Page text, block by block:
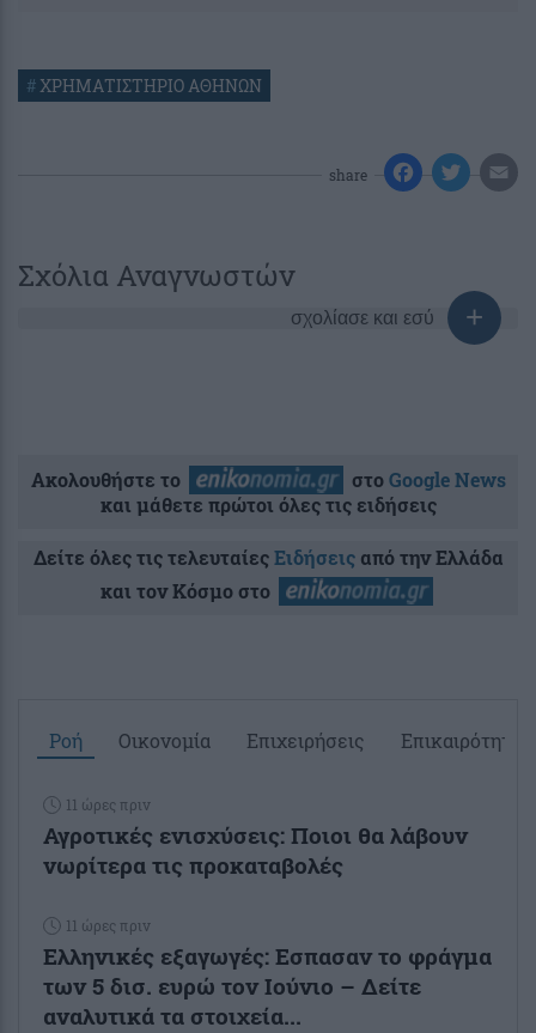
#ΧΡΗΜΑΤΙΣΤΗΡΙΟ ΑΘΗΝΩΝ
share
Σχόλια Αναγνωστών
σχολίασε και εσύ
Ακολουθήστε το στοGoogle News
και μάθετε πρώτοι όλες τις ειδήσεις
Δείτε όλες τις τελευταίεςΕιδήσειςαπό την Ελλάδα
και τον Κόσμο στο
Ροή Οικονομία Επιχειρήσεις Επικαιρότητα
11 ώρες πριν
Αγροτικές ενισχύσεις: Ποιοι θα λάβουν
νωρίτερα τις προκαταβολές
11 ώρες πριν
Ελληνικές εξαγωγές: Εσπασαν το φράγμα
των 5 δισ. ευρώ τον Ιούνιο – Δείτε
αναλυτικά τα στοιχεία...